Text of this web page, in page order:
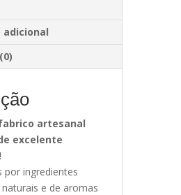
adicional
artesanal
excelente
por ingredientes
e de aromas